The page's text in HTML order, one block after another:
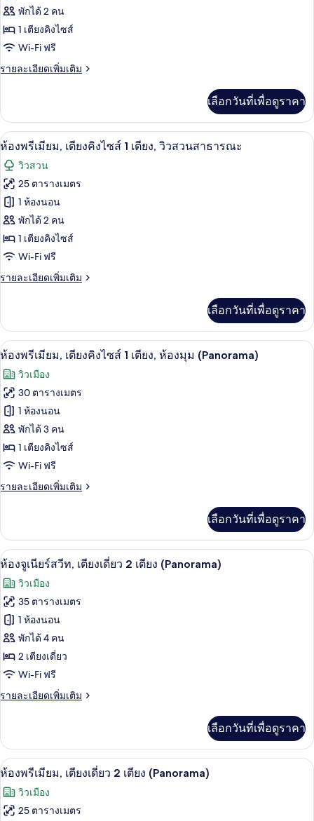
นอน
(Panorama)
ของ
ห้อง
พรีเมียม,
เตียง
ไซส์
เตียง
พักได้ 2 คน
1 เตียงคิงไซส์
Wi-Fi ฟรี
รายละเอียดเพิ่มเติม
ราย
เกี่ยว
กับ
ห้อง
เตียง
คิง
ไซส์
เตียง
เลือกวันที่เพื่อดูราคา
เปิด
ภาพถ่าย
ทั้งหมด
ของ
ห้อง
พรีเมียม,
เตียง
คิง
1
เตียง,
วิว
สวน
สาธารณะ
ห้องพรีเมียม, เตียงคิงไซส์ 1 เตียง, วิ
11
ห้องพรีเมียม, เตียงคิงไซส์ 1 เตียง, วิวสวนสาธารณะ
วิวสวน
25 ตารางเมตร
1 ห้องนอน
พักได้ 2 คน
1 เตียงคิงไซส์
Wi-Fi ฟรี
รายละเอียดเพิ่มเติม
ราย
เกี่ยว
กับ
ห้อง
เตียง
คิง
ไซส์
เตียง,
วิว
สวน
สาธารณะ
เลือกวันที่เพื่อดูราคา
เปิด
ภาพถ่าย
ทั้งหมด
ของ
ห้อง
พรีเมียม,
เตียง
คิง
1
เตียง,
ห้อง
มุม
(Panorama)
ห้องพรีเมียม, เตียงคิงไซส์ 1 เตียง, ห้
13
ห้องพรีเมียม, เตียงคิงไซส์ 1 เตียง, ห้องมุม (Panorama)
วิวเมือง
30 ตารางเมตร
1 ห้องนอน
พักได้ 3 คน
1 เตียงคิงไซส์
Wi-Fi ฟรี
รายละเอียดเพิ่มเติม
ราย
เกี่ยว
กับ
ห้อง
พรีเมียม,
เตียง
คิง
ไซส์
เตียง,
ห้อง
มุม
(Panorama)
เลือกวันที่เพื่อดูราคา
เปิด
ภาพถ่าย
ทั้งหมด
ของ
ห้อง
จู
เนียร์
สวีท,
เดี่ยว
2
เตียง
(Panorama)
ห้องจูเนียร์สวีท, เตียงเดี่ยว 2 เตียง
12
ห้องจูเนียร์สวีท, เตียงเดี่ยว 2 เตียง (Panorama)
วิวเมือง
35 ตารางเมตร
1 ห้องนอน
พักได้ 4 คน
2 เตียงเดี่ยว
Wi-Fi ฟรี
รายละเอียดเพิ่มเติม
ราย
เกี่ยว
กับ
ห้อง
เนียร์
สวี
เลือกวันที่เพื่อดูราคา
เปิด
ภาพถ่าย
ทั้งหมด
เครื่องนอนระดับพรีเมียม, ตู้นิรภัยใน
13
ห้องพรีเมียม, เตียงเดี่ยว 2 เตียง (Panorama)
วิวเมือง
25 ตารางเมตร